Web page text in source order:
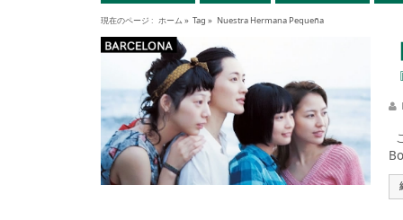
現在のページ : ホーム » Tag » Nuestra Hermana Pequeña